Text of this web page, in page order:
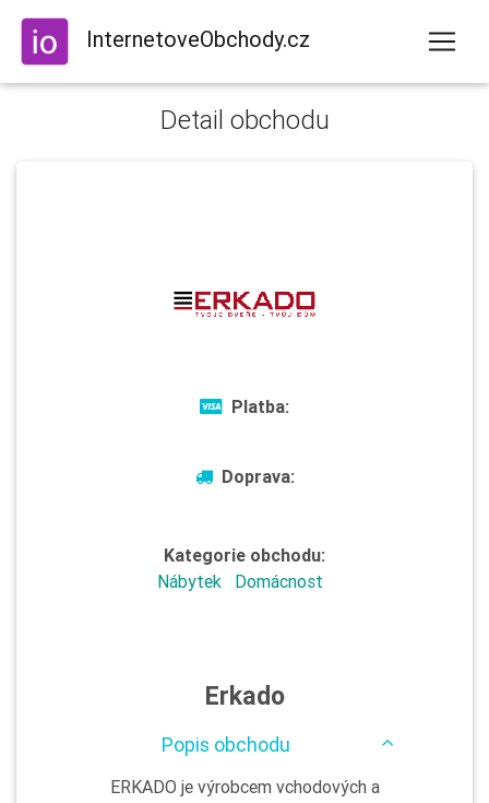
InternetoveObchody.cz
Detail obchodu
Platba:
Doprava:
Kategorie obchodu:
Nábytek
Domácnost
Erkado
Popis obchodu
ERKADO je výrobcem vchodových a